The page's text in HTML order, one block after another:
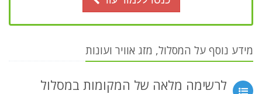
מידע נוסף על המסלול, מזג אוויר ועונות
לרשימה מלאה של המקומות במסלול